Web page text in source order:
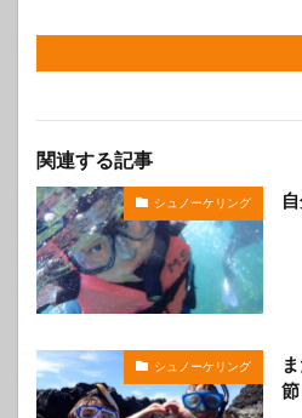
関連する記事
シュノーケリング
シュノーケリング
節